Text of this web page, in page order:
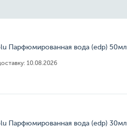
Парфюмированная вода (edp) 50мл
10.08.2026
Парфюмированная вода (edp) 30мл